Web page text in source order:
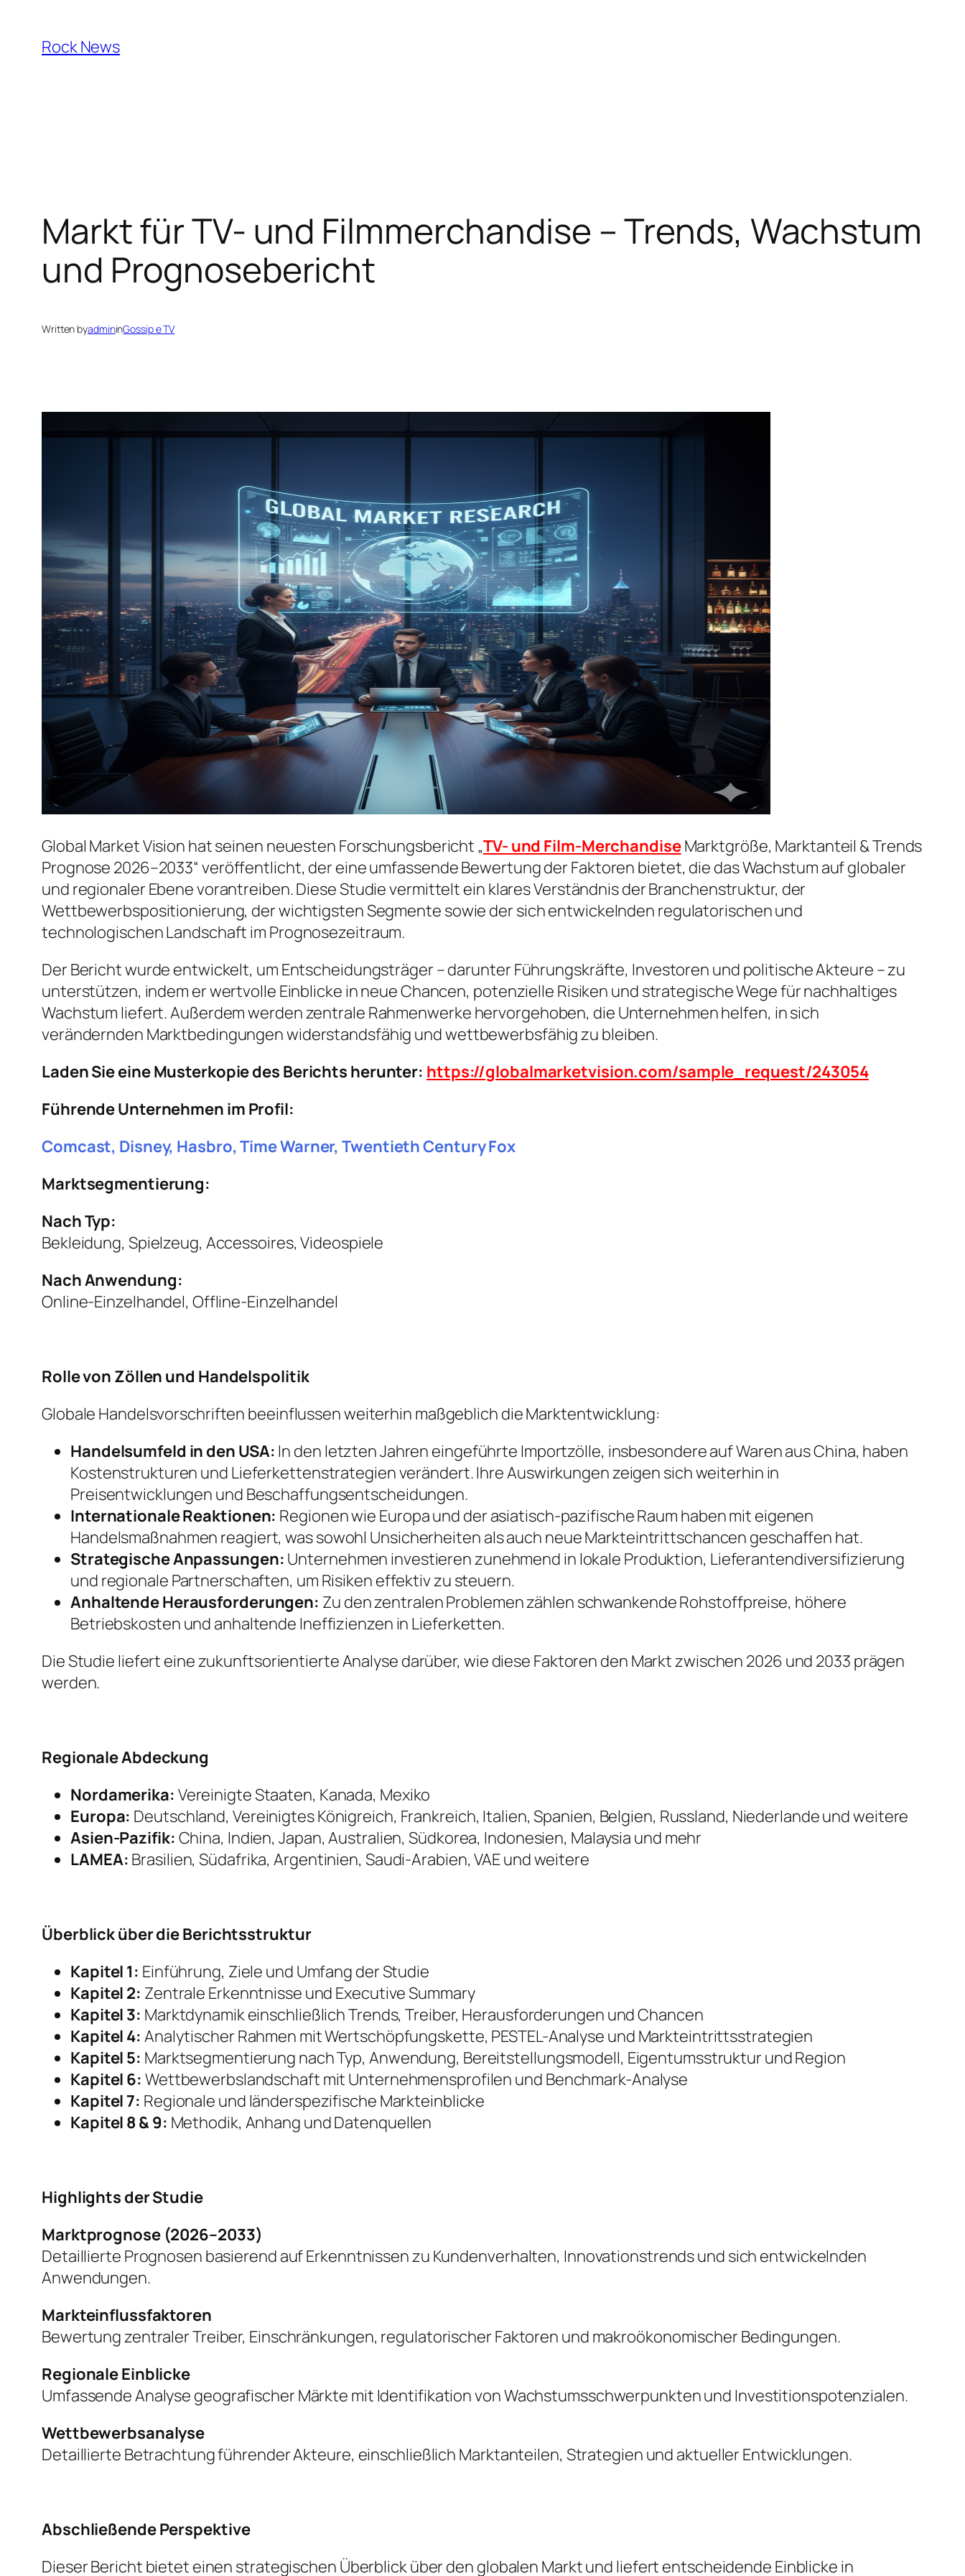
content
Rock News
Markt für TV- und Filmmerchandise – Trends, Wachstum
und Prognosebericht
Written byadmininGossip e TV
Global Market Vision hat seinen neuesten Forschungsbericht „TV- und Film-MerchandiseMarktgröße, Marktanteil & Trends
Prognose 2026–2033“ veröffentlicht, der eine umfassende Bewertung der Faktoren bietet, die das Wachstum auf globaler
und regionaler Ebene vorantreiben. Diese Studie vermittelt ein klares Verständnis der Branchenstruktur, der
Wettbewerbspositionierung, der wichtigsten Segmente sowie der sich entwickelnden regulatorischen und
technologischen Landschaft im Prognosezeitraum.
Der Bericht wurde entwickelt, um Entscheidungsträger – darunter Führungskräfte, Investoren und politische Akteure – zu
unterstützen, indem er wertvolle Einblicke in neue Chancen, potenzielle Risiken und strategische Wege für nachhaltiges
Wachstum liefert. Außerdem werden zentrale Rahmenwerke hervorgehoben, die Unternehmen helfen, in sich
verändernden Marktbedingungen widerstandsfähig und wettbewerbsfähig zu bleiben.
Laden Sie eine Musterkopie des Berichts herunter: https://globalmarketvision.com/sample_request/243054
Führende Unternehmen im Profil:
Comcast, Disney, Hasbro, Time Warner, Twentieth Century Fox
Marktsegmentierung:
Nach Typ:
Bekleidung, Spielzeug, Accessoires, Videospiele
Nach Anwendung:
Online-Einzelhandel, Offline-Einzelhandel
Rolle von Zöllen und Handelspolitik
Globale Handelsvorschriften beeinflussen weiterhin maßgeblich die Marktentwicklung:
Handelsumfeld in den USA: In den letzten Jahren eingeführte Importzölle, insbesondere auf Waren aus China, haben
Kostenstrukturen und Lieferkettenstrategien verändert. Ihre Auswirkungen zeigen sich weiterhin in
Preisentwicklungen und Beschaffungsentscheidungen.
Internationale Reaktionen: Regionen wie Europa und der asiatisch-pazifische Raum haben mit eigenen
Handelsmaßnahmen reagiert, was sowohl Unsicherheiten als auch neue Markteintrittschancen geschaffen hat.
Strategische Anpassungen: Unternehmen investieren zunehmend in lokale Produktion, Lieferantendiversifizierung
und regionale Partnerschaften, um Risiken effektiv zu steuern.
Anhaltende Herausforderungen: Zu den zentralen Problemen zählen schwankende Rohstoffpreise, höhere
Betriebskosten und anhaltende Ineffizienzen in Lieferketten.
Die Studie liefert eine zukunftsorientierte Analyse darüber, wie diese Faktoren den Markt zwischen 2026 und 2033 prägen
werden.
Regionale Abdeckung
Nordamerika: Vereinigte Staaten, Kanada, Mexiko
Europa: Deutschland, Vereinigtes Königreich, Frankreich, Italien, Spanien, Belgien, Russland, Niederlande und weitere
Asien-Pazifik: China, Indien, Japan, Australien, Südkorea, Indonesien, Malaysia und mehr
LAMEA: Brasilien, Südafrika, Argentinien, Saudi-Arabien, VAE und weitere
Überblick über die Berichtsstruktur
Kapitel 1: Einführung, Ziele und Umfang der Studie
Kapitel 2: Zentrale Erkenntnisse und Executive Summary
Kapitel 3: Marktdynamik einschließlich Trends, Treiber, Herausforderungen und Chancen
Kapitel 4: Analytischer Rahmen mit Wertschöpfungskette, PESTEL-Analyse und Markteintrittsstrategien
Kapitel 5: Marktsegmentierung nach Typ, Anwendung, Bereitstellungsmodell, Eigentumsstruktur und Region
Kapitel 6: Wettbewerbslandschaft mit Unternehmensprofilen und Benchmark-Analyse
Kapitel 7: Regionale und länderspezifische Markteinblicke
Kapitel 8 & 9: Methodik, Anhang und Datenquellen
Highlights der Studie
Marktprognose (2026–2033)
Detaillierte Prognosen basierend auf Erkenntnissen zu Kundenverhalten, Innovationstrends und sich entwickelnden
Anwendungen.
Markteinflussfaktoren
Bewertung zentraler Treiber, Einschränkungen, regulatorischer Faktoren und makroökonomischer Bedingungen.
Regionale Einblicke
Umfassende Analyse geografischer Märkte mit Identifikation von Wachstumsschwerpunkten und Investitionspotenzialen.
Wettbewerbsanalyse
Detaillierte Betrachtung führender Akteure, einschließlich Marktanteilen, Strategien und aktueller Entwicklungen.
Abschließende Perspektive
Dieser Bericht bietet einen strategischen Überblick über den globalen Markt und liefert entscheidende Einblicke in